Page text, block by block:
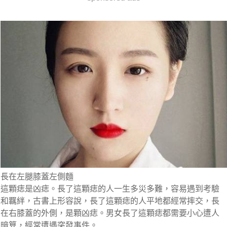
長在左腿膝蓋左側麵
這顆痣是凶痣。長了這顆痣的人一生多災多難，容易遇到考驗
和羈絆，古書上形容說，長了這顆痣的人平地都經常摔交，長
在右膝蓋的外側，是顆凶痣。男女長了這顆痣都需要小心遭人
暗算，經常遭遇突發事件。